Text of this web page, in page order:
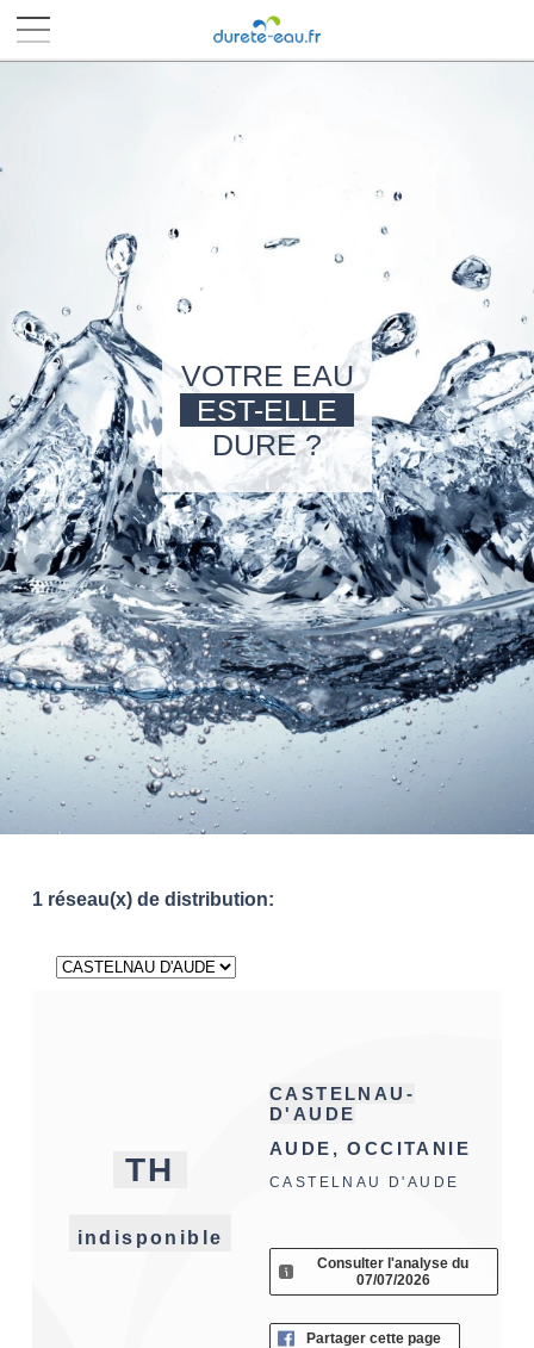
VOTRE EAU
EST-ELLE
DURE ?
1 réseau(x) de distribution:
TH
indisponible
CASTELNAU-
D'AUDE
AUDE, OCCITANIE
CASTELNAU D'AUDE
Consulter l'analyse du
07/07/2026
Partager cette page